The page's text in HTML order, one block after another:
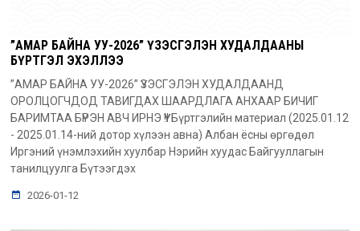
”АМАР БАЙНА УУ-2026” ҮЗЭСГЭЛЭН ХУДАЛДААНЫ
БҮРТГЭЛ ЭХЭЛЛЭЭ
”АМАР БАЙНА УУ-2026” ҮЗЭСГЭЛЭН ХУДАЛДААНД
ОРОЛЦОГЧДОД ТАВИГДАХ ШААРДЛАГА АНХААР БИЧИГ
БАРИМТАА БҮРЭН АВЧ ИРНЭ ҮҮ!! Бүртгэлийн материал (2025.01.12
- 2025.01.14-ний дотор хүлээн авна) Албан ёсны өргөдөл
Иргэний үнэмлэхийн хуулбар Нэрийн хуудас Байгууллагын
танилцуулга Бүтээгдэх
2026-01-12